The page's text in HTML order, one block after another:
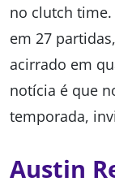
no clutch time.
em 27
acirrado em
notícia é que
temporada,
Austin